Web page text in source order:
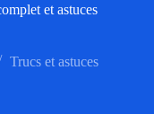
et astuces
Trucs et astuces